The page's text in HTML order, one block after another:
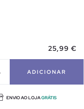
25,99 €
ADICIONAR
ENVIO AO LOJAGRÁTIS